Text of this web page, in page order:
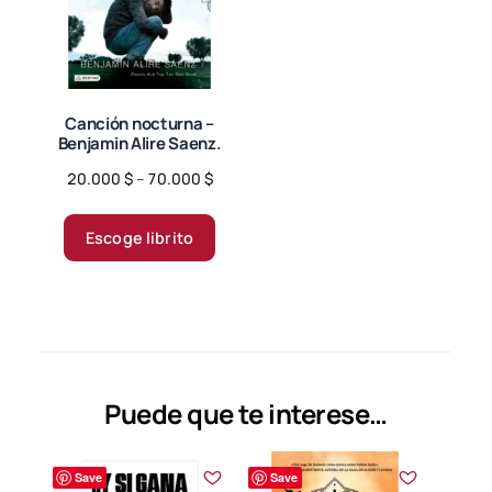
página
de
Canción nocturna –
Benjamin Alire Saenz.
20.000 $– 70.000 $Price
20.000 $
Escoge librito
se
pueden
en
Puede que te interese…
Save Save